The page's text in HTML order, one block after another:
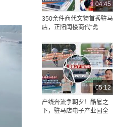
04:45
350余件商代文物首秀驻马
店，正阳闰楼商代“禽
05:12
产线奔流争朝夕！酷暑之
下，驻马店电子产业园全